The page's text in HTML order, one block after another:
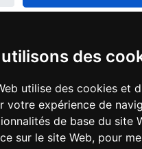
des
utilise des cookies et
votre expérience de
de base du site
sur le site Web, pour
M17-